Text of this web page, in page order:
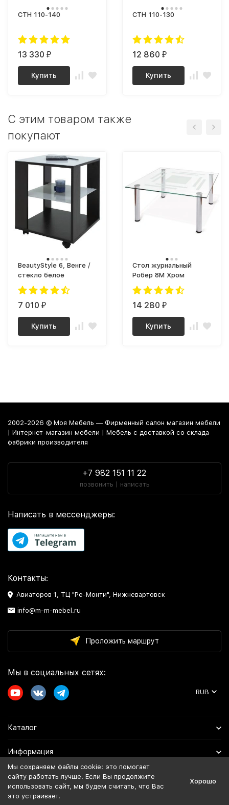
СТН 110-140
13 330 ₽
Купить
СТН 110-130
12 860 ₽
Купить
C этим товаром также
покупают
BeautyStyle 6, Венге /
стекло белое
7 010 ₽
Купить
Стол журнальный
Робер 8М Хром
14 280 ₽
Купить
2002-2026 © Моя Мебель — Фирменный салон магазин мебели
| Интернет-магазин мебели | Мебель с доставкой со склада
фабрики производителя
+7 982 151 11 22
позвонить | написать
Написать в мессенджеры:
Контакты:
Авиаторов 1, ТЦ "Ре-Монти", Нижневартовск
info@m-m-mebel.ru
Проложить маршрут
Мы в социальных сетях:
RUB
Каталог
Информация
Помощь
Мы сохраняем файлы cookie: это помогает
сайту работать лучше. Если Вы продолжите
использовать сайт, мы будем считать, что Вас
это устраивает.
Хорошо